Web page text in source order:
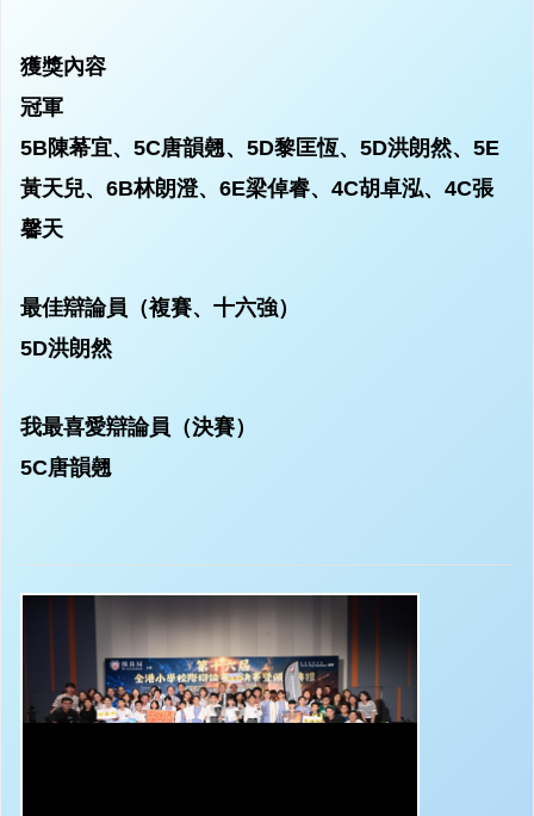
獲獎內容
冠軍
5B陳莃宜、5C唐韻翹、5D黎匡恆、5D洪朗然、5E
黃天兒、6B林朗澄、6E梁倬睿、4C胡卓泓、4C張
馨天
最佳辯論員（複賽、十六強）
5D洪朗然
我最喜愛辯論員（決賽）
5C唐韻翹